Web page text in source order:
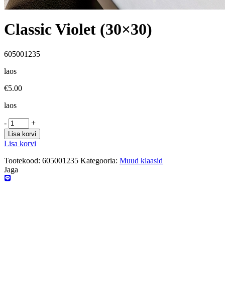
Classic Violet (30×30)
605001235
laos
€5.00
laos
- +
Lisa korvi
Lisa korvi
Tootekood: 605001235 Kategooria: Muud klaasid
Jaga